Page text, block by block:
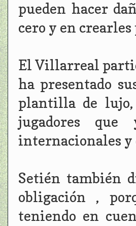
pueden hacer
cero y en crearles
El Villarreal
ha presentado
plantilla de lujo,
jugadores
internacionales y
Setién también
obligación ,
teniendo en